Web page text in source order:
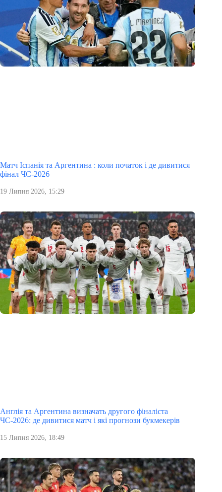
Матч Іспанія та Аргентина : коли початок і де дивитися
фінал ЧС-2026
19 Липня 2026, 15:29
Англія та Аргентина визначать другого фіналіста
ЧС-2026: де дивитися матч і які прогнози букмекерів
15 Липня 2026, 18:49